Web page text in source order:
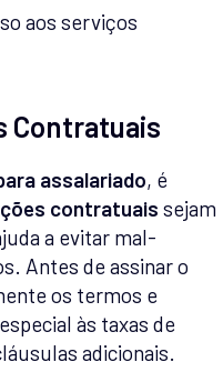
aos serviços
Contratuais
assalariado, é
contratuais sejam
a evitar mal-
Antes de assinar o
os termos e
às taxas de
adicionais.